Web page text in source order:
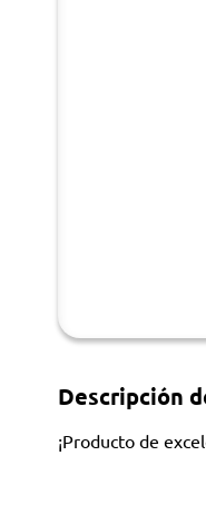
Descripción
¡Producto de